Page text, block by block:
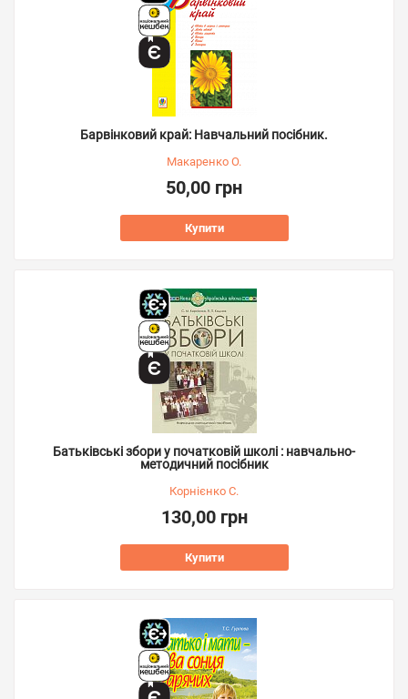
Барвінковий край: Навчальний посібник.
Макаренко О.
50,00 грн
Купити
Батьківські збори у початковій школі : навчально-
методичний посібник
Корнієнко С.
130,00 грн
Купити